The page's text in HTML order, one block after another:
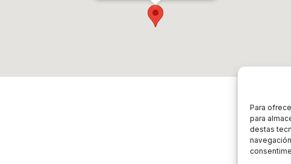
Para
para
destas